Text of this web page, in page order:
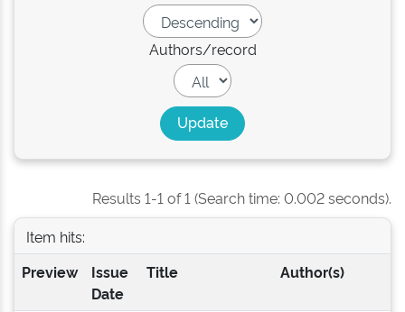
Authors/record
Results 1-1 of 1 (Search time: 0.002 seconds).
Item hits:
Preview
Issue
Date
Title Author(s)